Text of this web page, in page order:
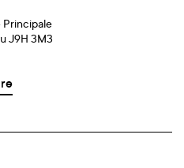
Principale
J9H 3M3